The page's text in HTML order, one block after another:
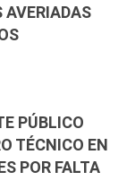
AVERIADAS
PÚBLICO
TÉCNICO EN
POR FALTA